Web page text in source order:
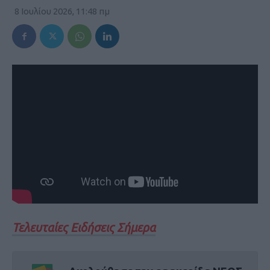
8 Ιουλίου 2026, 11:48 πμ
Τελευταίες Ειδήσεις Σήμερα